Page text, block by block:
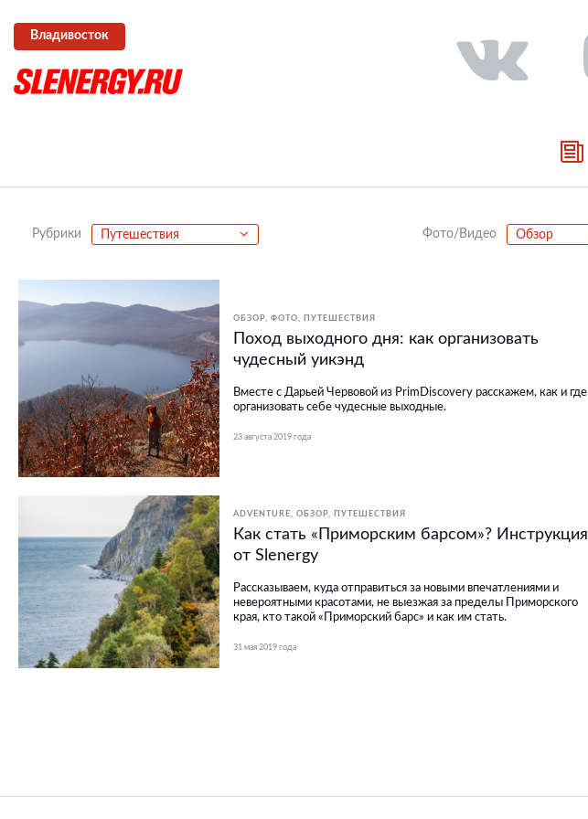
Владивосток
Рубрики Путешествия Фото/Видео Обзор
ОБЗОР ФОТО ПУТЕШЕСТВИЯ
Поход выходного дня: как организовать
чудесный уикэнд
Вместе с Дарьей Червовой из PrimDiscovery расскажем, как и где
организовать себе чудесные выходные.
23 августа 2019 года
ADVENTURE ОБЗОР ПУТЕШЕСТВИЯ
Как стать «Приморским барсом»? Инструкция
от Slenergy
Рассказываем, куда отправиться за новыми впечатлениями и
невероятными красотами, не выезжая за пределы Приморского
края, кто такой «Приморский барс» и как им стать.
31 мая 2019 года